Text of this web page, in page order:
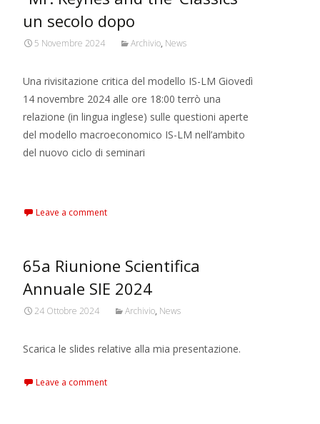
un secolo dopo
5 Novembre 2024 Archivio, News
Una rivisitazione critica del modello IS-LM Giovedì
14 novembre 2024 alle ore 18:00 terrò una
relazione (in lingua inglese) sulle questioni aperte
del modello macroeconomico IS-LM nell’ambito
del nuovo ciclo di seminari
Leave a comment
65a Riunione Scientifica
Annuale SIE 2024
24 Ottobre 2024 Archivio, News
Scarica le slides relative alla mia presentazione.
Leave a comment